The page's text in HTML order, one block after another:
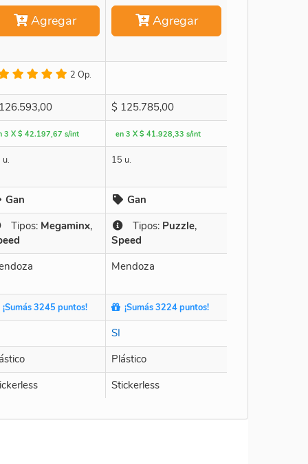
Agregar Agregar
2 Op.
$ 125.785,00
3 X $ 42.197,67 s/int en 3 X $ 41.928,33 s/int
15 u.
Gan
Gan
Tipos: Megaminx,
Tipos: Puzzle,
Speed
Mendoza
3245 puntos! ¡Sumás 3224 puntos!
SI
Plástico
Stickerless